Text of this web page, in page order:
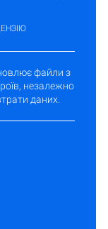
файли з
незалежно
даних.